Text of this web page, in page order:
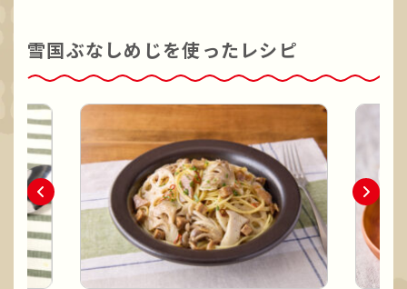
雪国ぶなしめじを使ったレシピ